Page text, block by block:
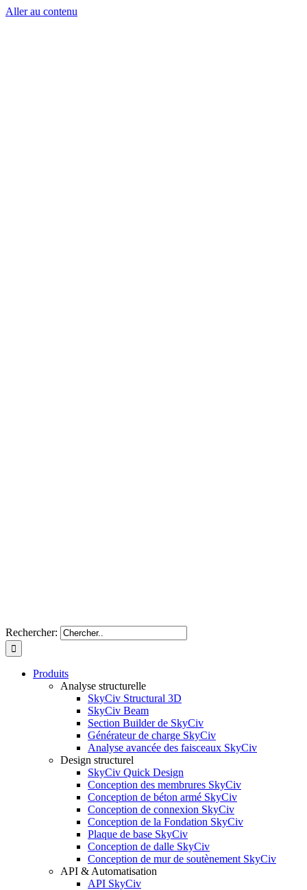
Aller au contenu
Rechercher:
Produits
Analyse structurelle
SkyCiv Structural 3D
SkyCiv Beam
Section Builder de SkyCiv
Générateur de charge SkyCiv
Analyse avancée des faisceaux SkyCiv
Design structurel
SkyCiv Quick Design
Conception des membrures SkyCiv
Conception de béton armé SkyCiv
Conception de connexion SkyCiv
Conception de la Fondation SkyCiv
Plaque de base SkyCiv
Conception de dalle SkyCiv
Conception de mur de soutènement SkyCiv
API & Automatisation
API SkyCiv